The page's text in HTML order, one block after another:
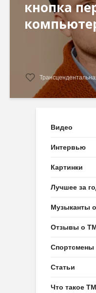
кнопка
Видео
Интервью
Картинки
Лучшее за
Музыканты
Отзывы о
Статьи
Что такое ТМ